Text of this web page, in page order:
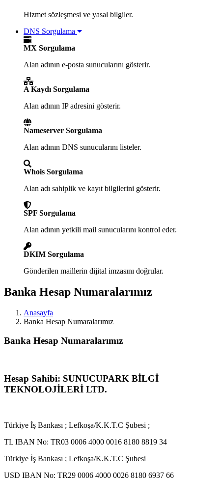
Hizmet sözleşmesi ve yasal bilgiler.
DNS Sorgulama
MX Sorgulama
Alan adının e-posta sunucularını gösterir.
A Kaydı Sorgulama
Alan adının IP adresini gösterir.
Nameserver Sorgulama
Alan adının DNS sunucularını listeler.
Whois Sorgulama
Alan adı sahiplik ve kayıt bilgilerini gösterir.
SPF Sorgulama
Alan adının yetkili mail sunucularını kontrol eder.
DKIM Sorgulama
Gönderilen maillerin dijital imzasını doğrular.
Banka Hesap Numaralarımız
Anasayfa
Banka Hesap Numaralarımız
Banka Hesap Numaralarımız
Hesap Sahibi: SUNUCUPARK BİLGİ
TEKNOLOJİLERİ LTD.
Türkiye İş Bankası ; Lefkoşa/K.K.T.C Şubesi ;
TL IBAN No: TR03 0006 4000 0016 8180 8819 34
Türkiye İş Bankası ; Lefkoşa/K.K.T.C Şubesi
USD IBAN No: TR29 0006 4000 0026 8180 6937 66